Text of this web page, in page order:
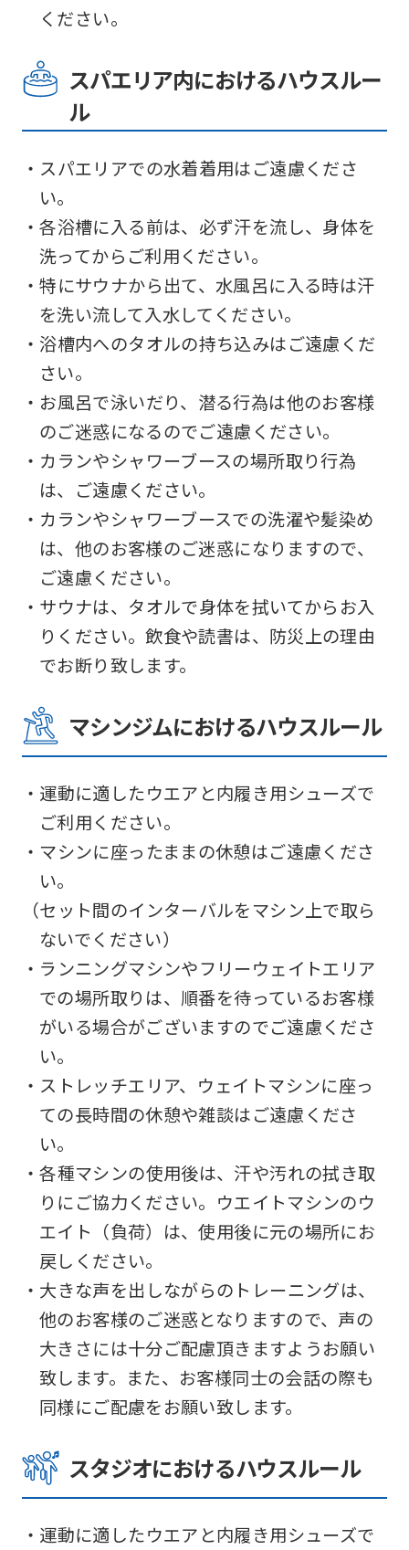
ください。
スパエリア内におけるハウスルー
ル
・スパエリアでの水着着用はご遠慮くださ
い。
・各浴槽に入る前は、必ず汗を流し、身体を
洗ってからご利用ください。
・特にサウナから出て、水風呂に入る時は汗
を洗い流して入水してください。
・浴槽内へのタオルの持ち込みはご遠慮くだ
さい。
・お風呂で泳いだり、潜る行為は他のお客様
のご迷惑になるのでご遠慮ください。
・カランやシャワーブースの場所取り行為
は、ご遠慮ください。
・カランやシャワーブースでの洗濯や髪染め
は、他のお客様のご迷惑になりますので、
ご遠慮ください。
・サウナは、タオルで身体を拭いてからお入
りください。飲食や読書は、防災上の理由
でお断り致します。
マシンジムにおけるハウスルール
・運動に適したウエアと内履き用シューズで
ご利用ください。
・マシンに座ったままの休憩はご遠慮くださ
い。
（セット間のインターバルをマシン上で取ら
ないでください）
・ランニングマシンやフリーウェイトエリア
での場所取りは、順番を待っているお客様
がいる場合がございますのでご遠慮くださ
い。
・ストレッチエリア、ウェイトマシンに座っ
ての長時間の休憩や雑談はご遠慮くださ
い。
・各種マシンの使用後は、汗や汚れの拭き取
りにご協力ください。ウエイトマシンのウ
エイト（負荷）は、使用後に元の場所にお
戻しください。
・大きな声を出しながらのトレーニングは、
他のお客様のご迷惑となりますので、声の
大きさには十分ご配慮頂きますようお願い
致します。また、お客様同士の会話の際も
同様にご配慮をお願い致します。
スタジオにおけるハウスルール
・運動に適したウエアと内履き用シューズで
For
foreigners
Sports
official
website
automatically
translated
English.
Click
below
(start
automatic
to
to
top
page.
However,
you
use
automatic
translation
service,
Japanese
version
of
this
website
be
translated
mechanically,